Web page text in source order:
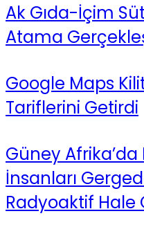
Ak Gıda-İçim
Atama
Google Maps
Tariflerini Getirdi
Güney Afrika’da
İnsanları
Radyoaktif Hale